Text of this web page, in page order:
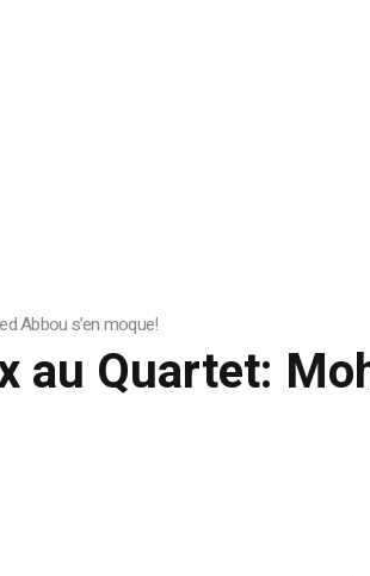
Abbou s’en moque!
au Quartet: